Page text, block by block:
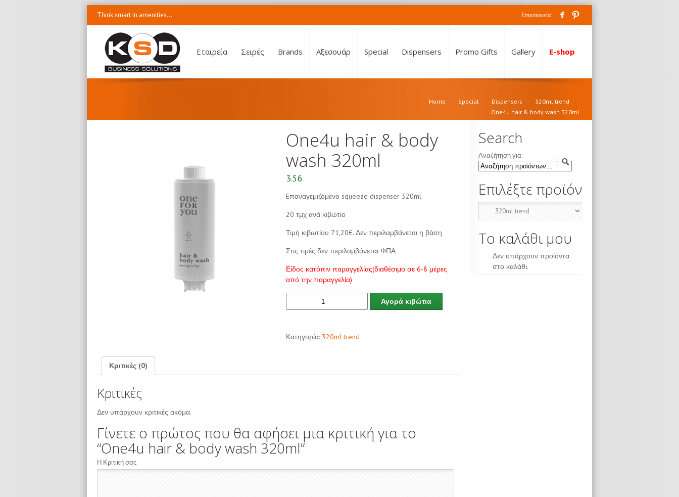
Επικοινωνία F :
Think smart in amenities...
Εταιρεία Σειρές Brands Αξεσουάρ Special Dispensers Promo Gifts Gallery E-shop
Home Special Dispensers
320ml trend
One4u hair & body wash 320ml
One4u hair & body
wash 320ml
3.56
Eπαναγεμιζόμενο squeeze dispenser 320ml
20 τμχ ανά κιβώτιο
Τιμή κιβωτίου 71,20€. Δεν περιλαμβάνεται η βάση
Στις τιμές δεν περιλαμβάνεται ΦΠΑ
Είδος κατόπιν παραγγελίας(διαθέσιμο σε 6-8 μέρες
από την παραγγελία)
Αγορά κιβώτια
Κατηγορία: 320ml trend
Κριτικές (0)
Κριτικές
Δεν υπάρχουν κριτικές ακόμα.
Γίνετε ο πρώτος που θα αφήσει μια κριτική για το
“One4u hair & body wash 320ml”
Η Κριτική σας
Search
Αναζήτηση για:
Επιλέξτε προϊόν
Το καλάθι μου
Δεν υπάρχουν προϊόντα
στο καλάθι.